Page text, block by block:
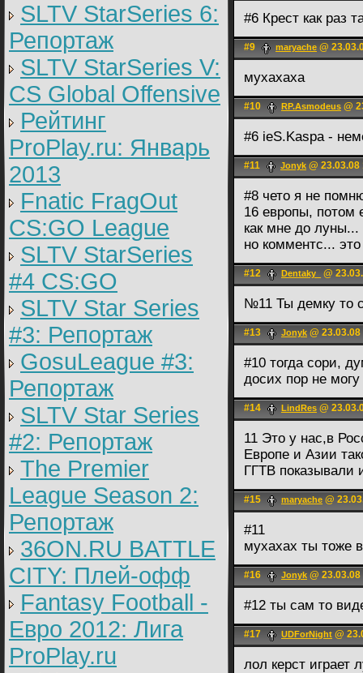
SLTV StarSeries 6:
Репортаж
SLTV StarSeries V:
CS Global Offensive
Рейтинг
ProPlay.ru: Январь
2013
Fnatic FragOut
CS:GO League
SLTV StarSeries
#4 CS:GO
SLTV Star Series
#3: Репортаж
GosuLeague #3:
Репортаж
SLTV Star Series
#2: Репортаж
The Premier
League Season 2:
Репортаж
36ON.RU BATTLE
CITY: Плей-офф
Fantasy Football -
Евро 2012: Лига
ProPlay.ru
#6 Крест как раз
#9 maryache @
мухахаха
#10 RP.Asmodeus @
#6 ieS.Kaspa -
#11 Jonyk @ 23.03.08
#8 чето я не
16 европы, потом
как мне до
но комментс...
#12 Dentaky_ @
№11 Ты демку то
#13 Jonyk @
#10 тогда сори,
досих пор не
#14 LindRes @
11 Это у нас,в
Европе и Азии
ГГТВ показывали
#15 maryache @
#11
мухахах ты тоже
#16 Jonyk @
#12 ты сам то
#17 UDForNight @
лол керст играет